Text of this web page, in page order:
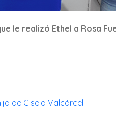
le realizó Ethel a Rosa
de Gisela Valcárcel.